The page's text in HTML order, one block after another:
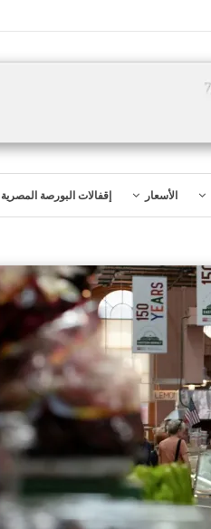
الأسعار إقفالات البورصة المصرية